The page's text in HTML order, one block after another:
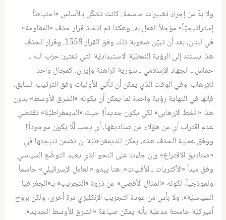
ولا بدّ من إجراء تغييرات حاسمة، كانت تشكّل بالأساس «احتياطاً
إستراتيجيّاً» مؤجلاً العمل به. وهكذا تم اتخاذ قرار حذف «المقاومة»
في لبنان، بعد أن تبيّن صعوبة ذلك وفق القرار 1559. وقرار الحذف
هذا يستند إلى الرؤية النمطيّة الاستبداديّة التي تعتبر: حزب الله ـ
حماس ـ الجهاد الإسلامي ـ سورية الراهنة وإيران، كمجال واحد
للإرهاب. وفي الوقت الذي يمكن أن تأتي الأوليات وفق الترتيب السابق،
فإنها في النهاية رؤية واحدة لما يمكن أن يكونه «الشرق الأوسط» بدون
هذا «الخط الإرهابي» لكي يكون جديداً!! حيث «الديمقراطيّة» تقتضي
عدم اقتراب أي من هؤلاء من صناديقها، أي يجب ألّا يكون موجوداً!!
ووفق عملية الحذف هذه، يمكن للديمقراطيّة أن تضمن نتيجتها في
«صناديق الاقتراع» وإن جاءت على النحو الذي يعيد التوضّع السياسي
وفق مبدأ «الأكثريات ـ الأقليات». هنا يبدو «العامل الإسرائيلي» حاسماً
ونموذجياً، لكونه «المثال الأقصى» عن ذروة «التجريب» بـ«الجغرافيا
السياسيّة». ولا بأس من عودة التجريب الإنكليزي مرة أخرى، ولكن بروح
أميركيّة جامحة مدعيّة بأنه يمكن صياغة «الشرق الأوسط الجديد».